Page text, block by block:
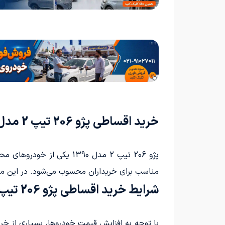
خرید اقساطی پژو 206 تیپ 2 مدل 1390
پژو 206 تیپ 2 مدل
مناسب برای خریداران محسوب می‌شود. در این
شرایط خرید اقساطی پژو 206 تیپ 2 مدل 1390